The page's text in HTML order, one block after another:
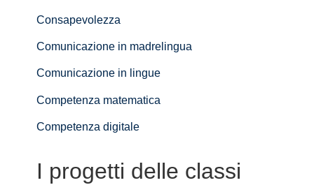
Consapevolezza
Comunicazione in madrelingua
Comunicazione in lingue
Competenza matematica
Competenza digitale
I progetti delle classi